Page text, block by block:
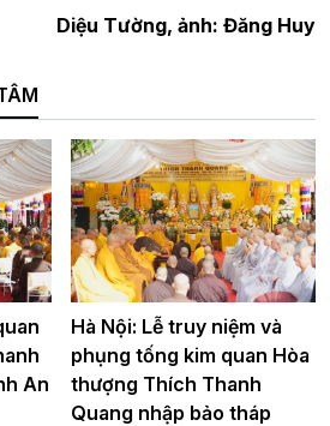
Diệu Tường, ảnh: Đăng Huy
An
Hà Nội: Lễ truy niệm và
phụng tống kim quan Hòa
thượng Thích Thanh
Quang nhập bảo tháp